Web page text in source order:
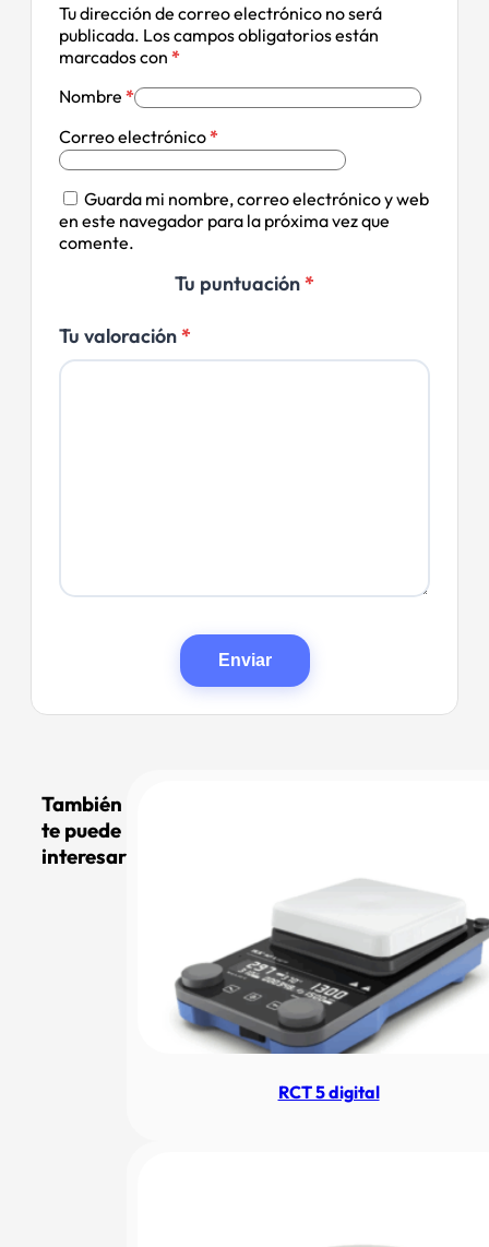
Tu dirección de correo electrónico no será
publicada. Los campos obligatorios están
marcados con *
Nombre *
Correo electrónico*
Guarda mi nombre, correo electrónico y web
en este navegador para la próxima vez que
comente.
Tu puntuación*
Tu valoración*
También
te puede
interesar
RCT 5 digital